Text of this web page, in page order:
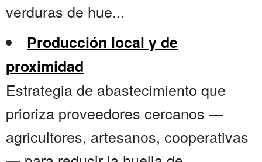
verduras de hue...
Producción local y de
proximidad
Estrategia de abastecimiento que
prioriza proveedores cercanos —
agricultores, artesanos, cooperativas